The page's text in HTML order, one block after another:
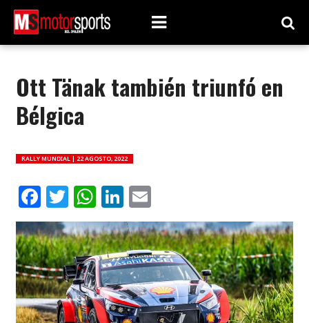
Ott Tänak también triunfó en
Bélgica
RALLY MUNDIAL | 22 AGOSTO, 2022
Facebook
Twitter
WhatsApp
LinkedIn
Email